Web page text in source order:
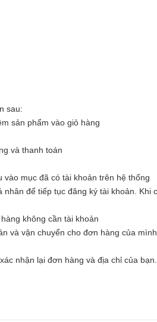
sau:
sản phẩm vào giỏ hàng
và thanh toán
mục đã có tài khoản trên hệ thống
để tiếp tục đăng ký tài khoản. Khi
không cần tài khoản
và vận chuyển cho đơn hàng của mình
nhận lại đơn hàng và địa chỉ của bạn.